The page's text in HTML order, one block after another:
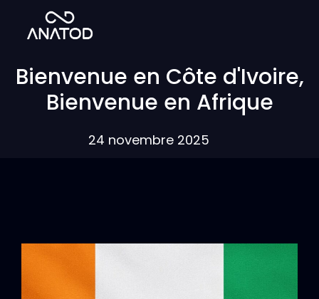
Bienvenue en Côte d'Ivoire,
Bienvenue en Afrique
24 novembre 2025